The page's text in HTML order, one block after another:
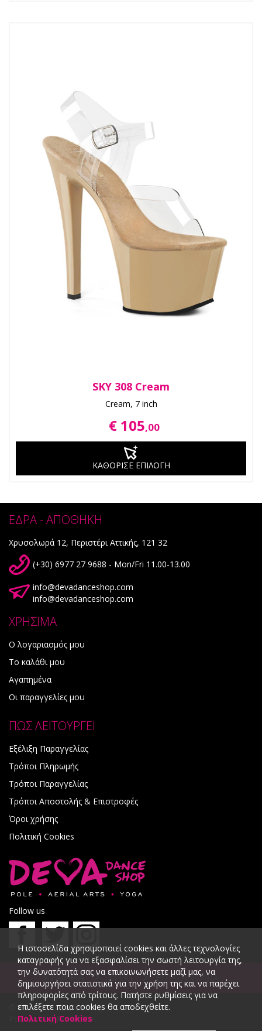
SKY 308 Cream
Cream, 7 inch
€ 105,00
ΚΑΘΟΡΙΣΕ ΕΠΙΛΟΓΗ
ΕΔΡΑ - ΑΠΟΘΗΚΗ
Χρυσολωρά 12, Περιστέρι Αττικής, 121 32
(+30) 6977 27 9688 - Mon/Fri 11.00-13.00
info@devadanceshop.com
info@devadanceshop.com
ΧΡΗΣΙΜΑ
Ο λογαριασμός μου
Το καλάθι μου
Αγαπημένα
Οι παραγγελίες μου
ΠΩΣ ΛΕΙΤΟΥΡΓΕΙ
Εξέλιξη Παραγγελίας
Τρόποι Πληρωμής
Τρόποι Παραγγελίας
Τρόποι Αποστολής & Επιστροφές
Όροι χρήσης
Πολιτική Cookies
Follow us
ΕΤΑΙΡΕΙΑ BLOG ΕΠΙΚΟΙΝΩΝΙΑ
© 2026 DevaDanceShop.
Powered by PowerSite
Η ιστοσελίδα χρησιμοποιεί cookies και άλλες τεχνολογίες
καταγραφής για να εξασφαλίσει την σωστή λειτουργία της,
την δυνατότητά σας να επικοινωνήσετε μαζί μας, να
δημιουργήσει στατιστικά για την χρήση της και να παρέχει
πληροφορίες από τρίτους. Πατήστε ρυθμίσεις για να
επιλέξετε ποια cookies θα αποδεχθείτε.
Πολιτική Cookies